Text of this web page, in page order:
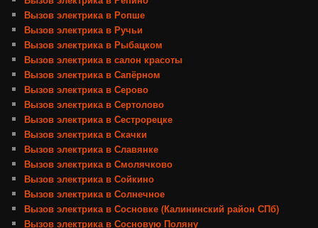
Вызов электрика в Ропше
Вызов электрика в Ручьи
Вызов электрика в Рыбацком
Вызов электрика в салон красоты
Вызов электрика в Сапёрном
Вызов электрика в Серово
Вызов электрика в Сертолово
Вызов электрика в Сестрорецке
Вызов электрика в Скачки
Вызов электрика в Славянке
Вызов электрика в Смолячково
Вызов электрика в Сойкино
Вызов электрика в Солнечное
Вызов электрика в Сосновке (Калининский район СПб)
Вызов электрика в Сосновую Поляну